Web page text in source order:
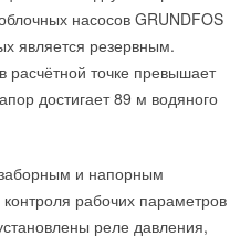
насосов GRUNDFOS
является резервным.
расчётной точке превышает
достигает 89 м водяного
и напорным
рабочих параметров
реле давления,